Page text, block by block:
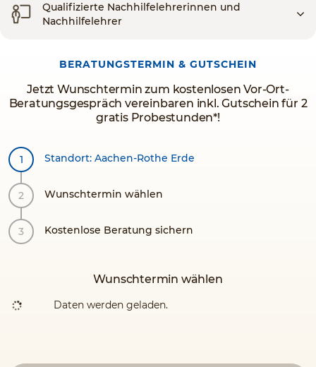
Qualifizierte Nachhilfelehrerinnen und
Nachhilfelehrer
BERATUNGSTERMIN & GUTSCHEIN
Jetzt Wunschtermin zum kostenlosen Vor-Ort-
Beratungsgespräch vereinbaren inkl. Gutschein für 2
gratis Probestunden*!
Standort: Aachen-Rothe Erde
Wunschtermin wählen
Kostenlose Beratung sichern
Wunschtermin wählen
Daten werden geladen.